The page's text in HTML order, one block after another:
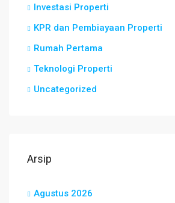
Investasi Properti
KPR dan Pembiayaan Properti
Rumah Pertama
Teknologi Properti
Uncategorized
Arsip
Agustus 2026